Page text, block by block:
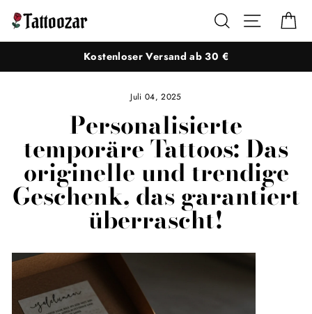
zum
Inhalt
Suche
Kostenloser Versand ab 30 €
Juli 04, 2025
Personalisierte
temporäre Tattoos: Das
originelle und trendige
Geschenk, das garantiert
überrascht!